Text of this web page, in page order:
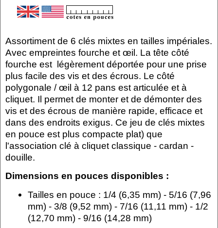
Assortiment de 6 clés mixtes en tailles impériales.
Avec empreintes fourche et œil. La tête côté
fourche est légèrement déportée pour une prise
plus facile des vis et des écrous. Le côté
polygonale / œil à 12 pans est articulée et à
cliquet. Il permet de monter et de démonter des
vis et des écrous de manière rapide, efficace et
dans des endroits exigus. Ce jeu de clés mixtes
en pouce est plus compacte plat) que
l'association clé à cliquet classique - cardan -
douille.
Dimensions en pouces disponibles :
Tailles en pouce : 1/4 (6,35 mm) - 5/16 (7,96
mm) - 3/8 (9,52 mm) - 7/16 (11,11 mm) - 1/2
(12,70 mm) - 9/16 (14,28 mm)